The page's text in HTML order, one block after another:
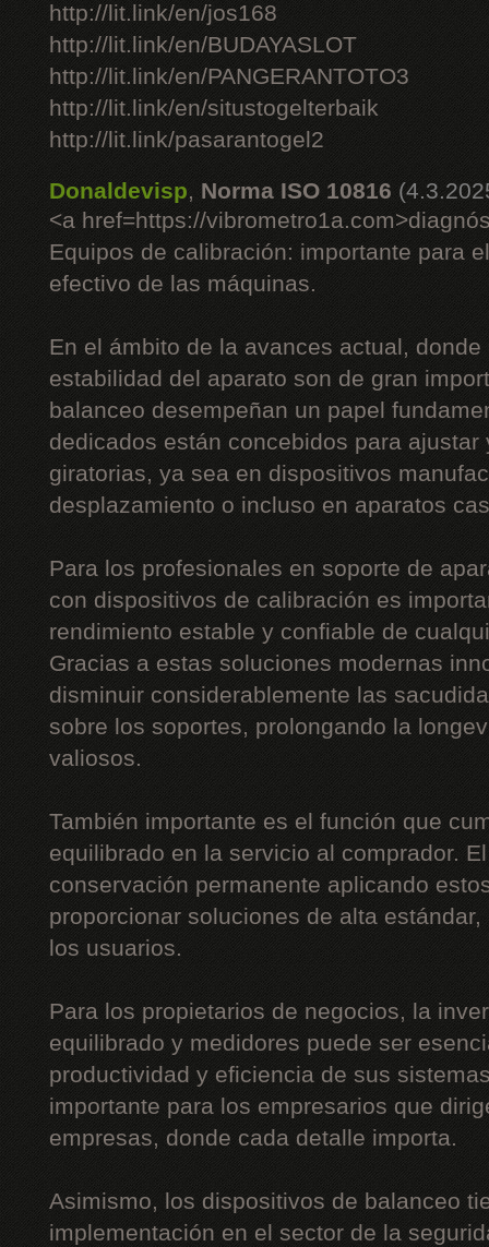
http://lit.link/en/jos168
http://lit.link/en/BUDAYASLOT
http://lit.link/en/PANGERANTOTO3
http://lit.link/en/situstogelterbaik
http://lit.link/pasarantogel2
Donaldevisp, Norma ISO 10816
<a href=https://
Equipos de calibración: importante para
efectivo de las máquinas.
En el ámbito de la avances actual,
estabilidad del aparato son de gran
balanceo desempeñan un papel
dedicados están concebidos para
giratorias, ya sea en dispositivos
desplazamiento o incluso en aparatos
Para los profesionales en soporte de
con dispositivos de calibración es
rendimiento estable y confiable de
Gracias a estas soluciones modernas
disminuir considerablemente las
sobre los soportes, prolongando la
valiosos.
También importante es el función que
equilibrado en la servicio al comprador.
conservación permanente aplicando
proporcionar soluciones de alta
los usuarios.
Para los propietarios de negocios, la
equilibrado y medidores puede ser
productividad y eficiencia de sus
importante para los empresarios que
empresas, donde cada detalle importa.
Asimismo, los dispositivos de balanceo
implementación en el sector de la